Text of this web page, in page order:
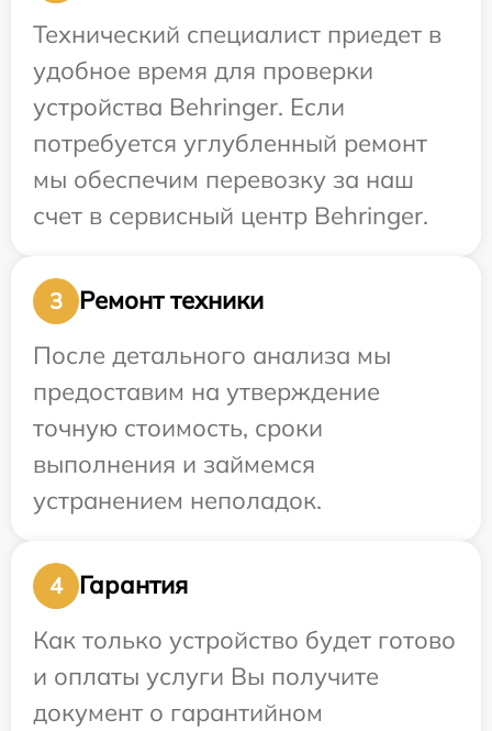
Технический специалист приедет в
удобное время для проверки
устройства Behringer. Если
потребуется углубленный ремонт
мы обеспечим перевозку за наш
счет в сервисный центр Behringer.
3
Ремонт техники
После детального анализа мы
предоставим на утверждение
точную стоимость, сроки
выполнения и займемся
устранением неполадок.
4
Гарантия
Как только устройство будет готово
и оплаты услуги Вы получите
документ о гарантийном